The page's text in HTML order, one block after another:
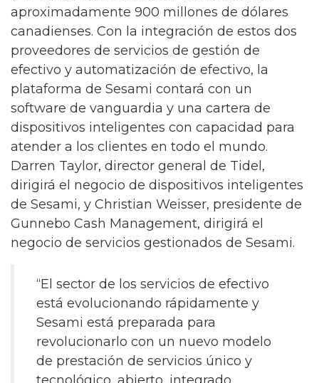
aproximadamente 900 millones de dólares
canadienses. Con la integración de estos dos
proveedores de servicios de gestión de
efectivo y automatización de efectivo, la
plataforma de Sesami contará con un
software de vanguardia y una cartera de
dispositivos inteligentes con capacidad para
atender a los clientes en todo el mundo.
Darren Taylor, director general de Tidel,
dirigirá el negocio de dispositivos inteligentes
de Sesami, y Christian Weisser, presidente de
Gunnebo Cash Management, dirigirá el
negocio de servicios gestionados de Sesami.
“El sector de los servicios de efectivo
está evolucionando rápidamente y
Sesami está preparada para
revolucionarlo con un nuevo modelo
de prestación de servicios único y